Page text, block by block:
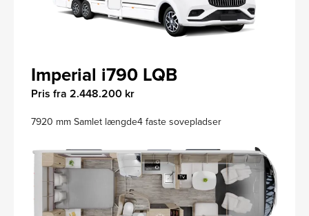
Imperial i790 LQB
Pris fra 2.448.200 kr
7920 mm Samlet længde4 faste sovepladser